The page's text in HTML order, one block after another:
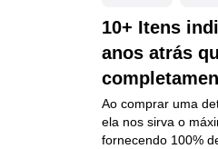
10+ Itens
anos atrás
Ao comprar uma
ela nos sirva o
fornecendo 100%